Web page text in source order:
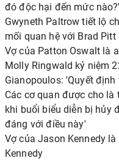
đó độc hại đến mức nào?'
Gwyneth Paltrow tiết lộ
mối quan hệ với Brad Pitt
Vợ của Patton Oswalt là
Molly Ringwald kỷ niệm
Gianopoulos: 'Quyết
Các cơ quan được cho là
khi buổi biểu diễn bị hủy
đáng với điều này'
Vợ của Jason Kennedy
Kennedy